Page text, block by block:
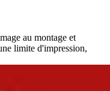
au montage et
limite d'impression,